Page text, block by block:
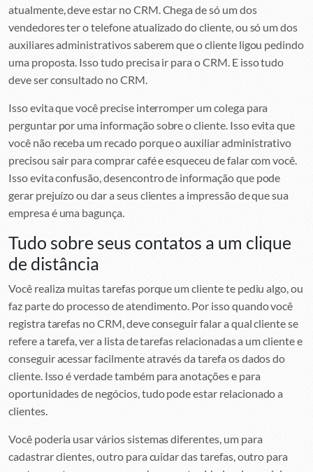
atualmente, deve estar no CRM. Chega de só um dos
vendedores ter o telefone atualizado do cliente, ou só um dos
auxiliares administrativos saberem que o cliente ligou pedindo
uma proposta. Isso tudo precisa ir para o CRM. E isso tudo
deve ser consultado no CRM.
Isso evita que você precise interromper um colega para
perguntar por uma informação sobre o cliente. Isso evita que
você não receba um recado porque o auxiliar administrativo
precisou sair para comprar café e esqueceu de falar com você.
Isso evita confusão, desencontro de informação que pode
gerar prejuízo ou dar a seus clientes a impressão de que sua
empresa é uma bagunça.
Tudo sobre seus contatos a um clique
de distância
Você realiza muitas tarefas porque um cliente te pediu algo, ou
faz parte do processo de atendimento. Por isso quando você
registra tarefas no CRM, deve conseguir falar a qual cliente se
refere a tarefa, ver a lista de tarefas relacionadas a um cliente e
conseguir acessar facilmente através da tarefa os dados do
cliente. Isso é verdade também para anotações e para
oportunidades de negócios, tudo pode estar relacionado a
clientes.
Você poderia usar vários sistemas diferentes, um para
cadastrar clientes, outro para cuidar das tarefas, outro para